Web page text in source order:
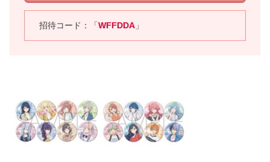
招待コード：「WFFDDA 」